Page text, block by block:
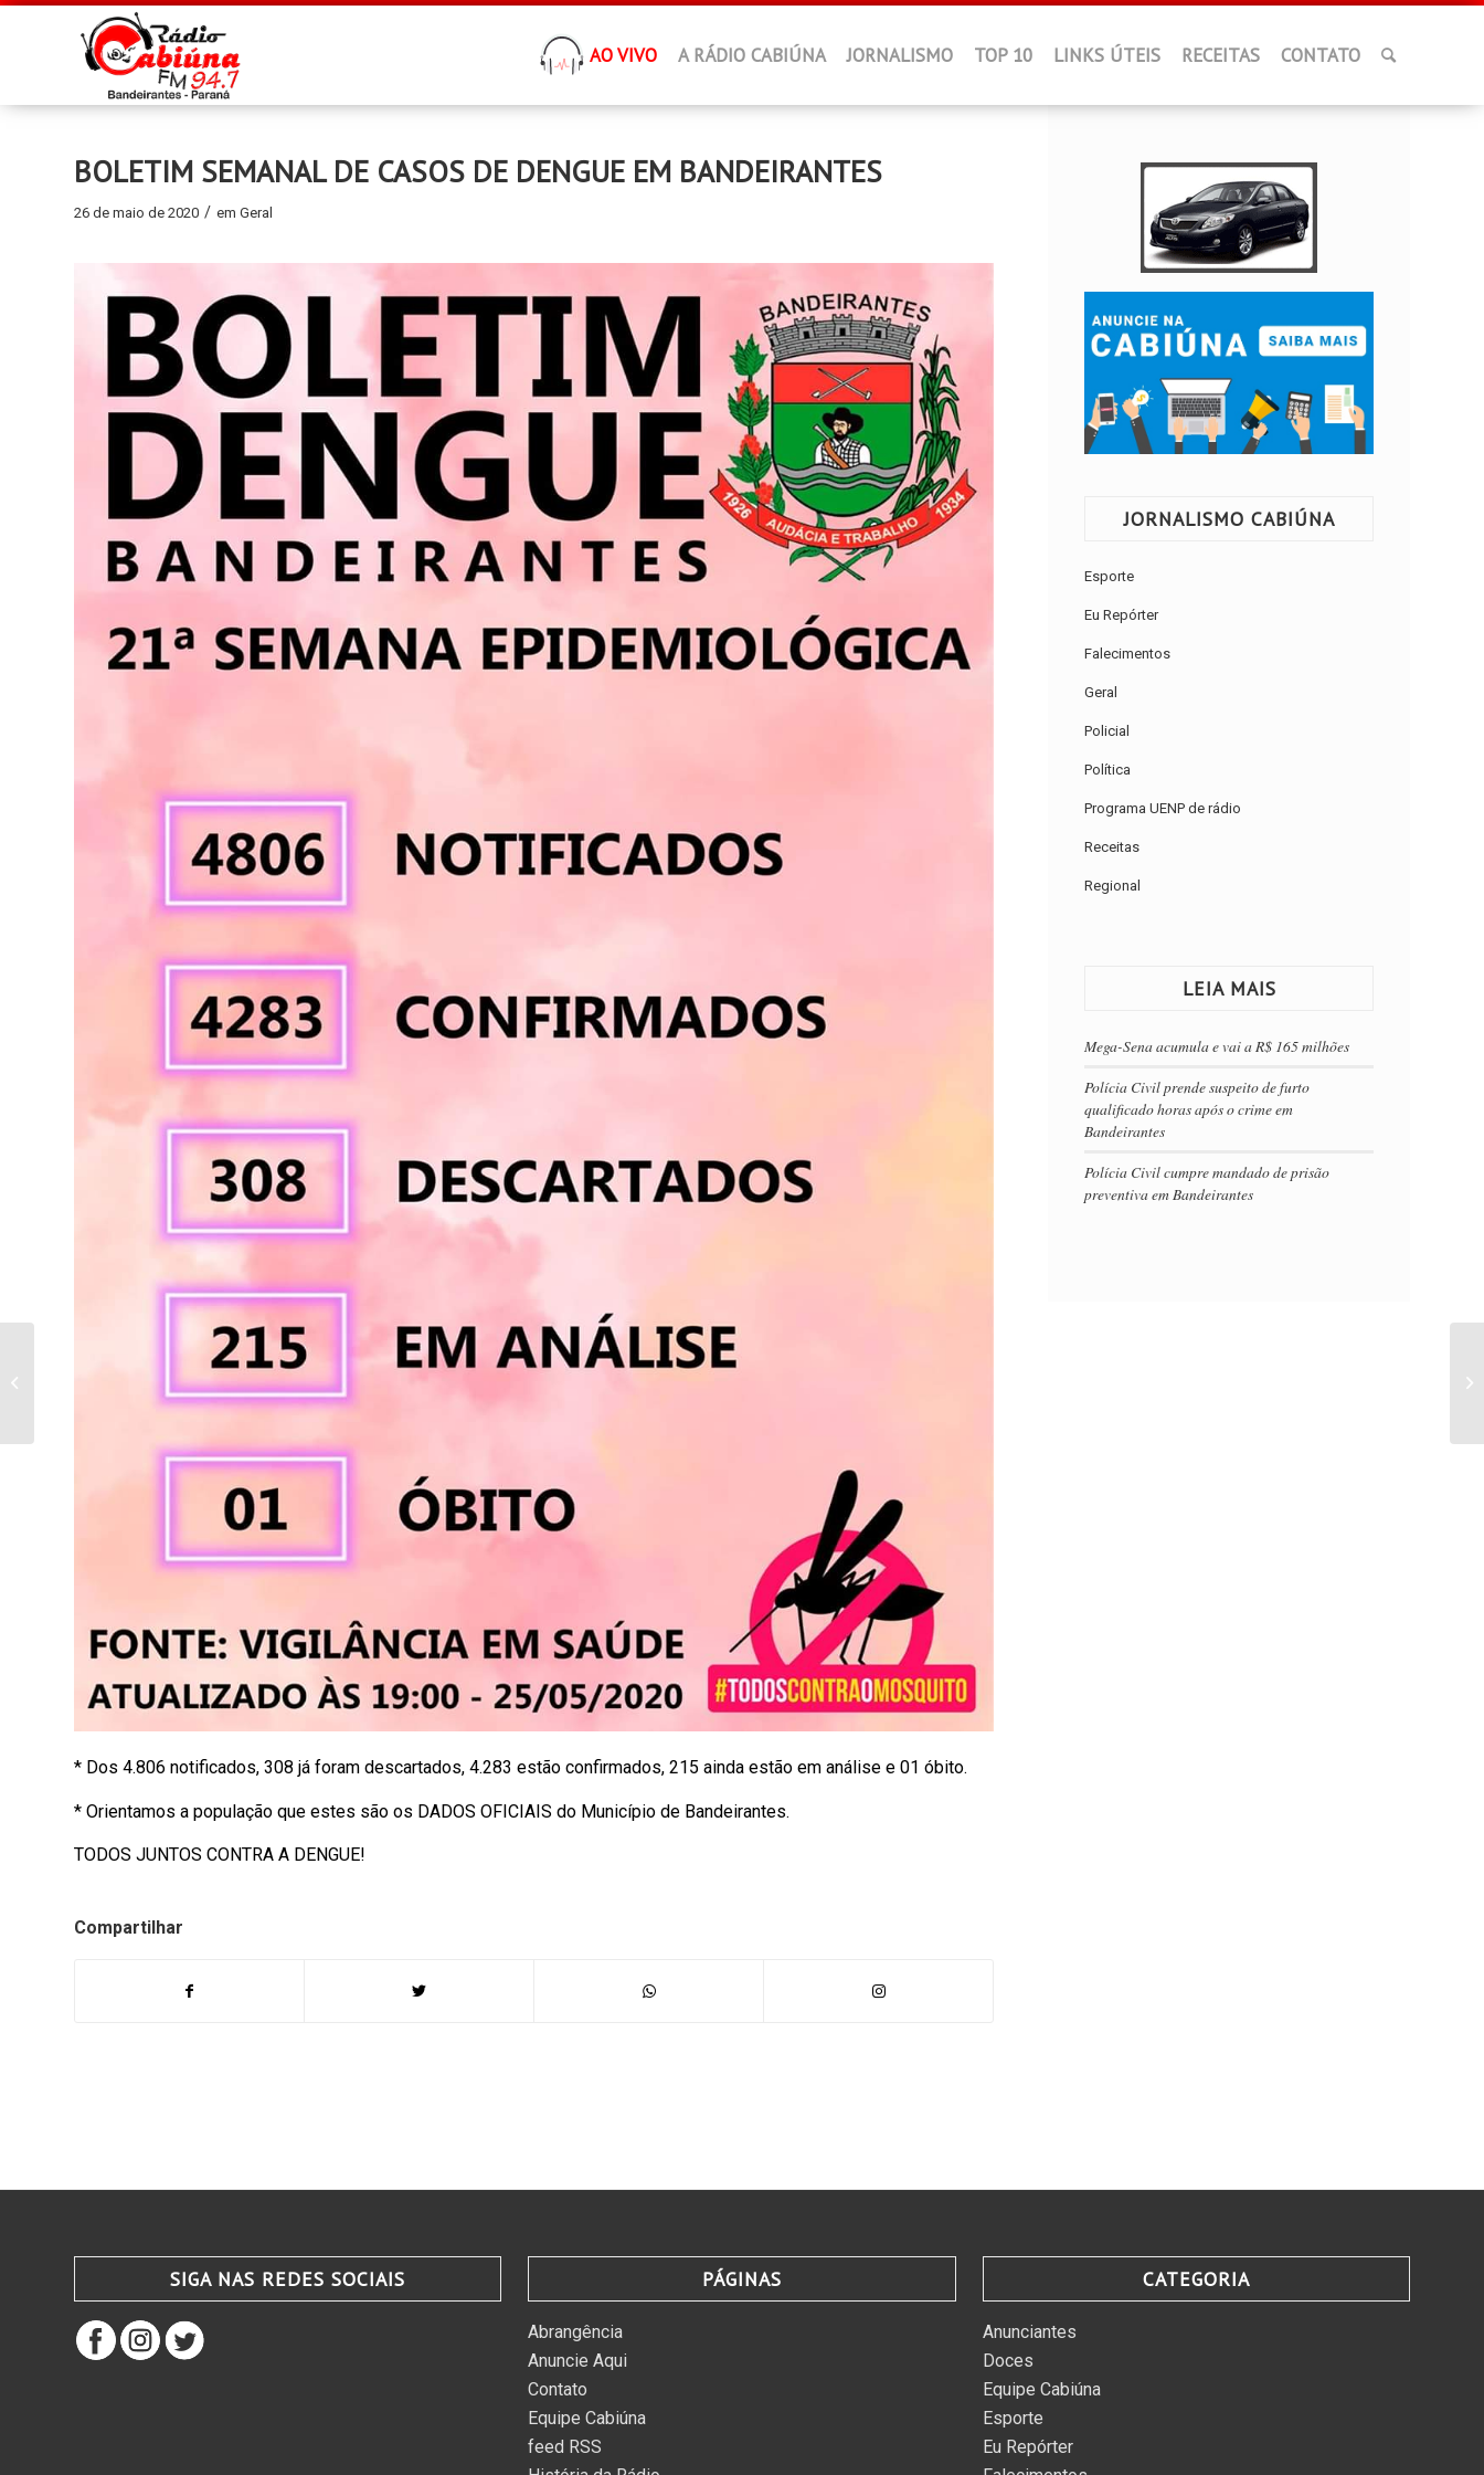
AO VIVO A RÁDIO CABIÚNA JORNALISMO TOP 10 LINKS ÚTEIS RECEITAS CONTATO
BOLETIM SEMANAL DE CASOS DE DENGUE EM BANDEIRANTES
26 de maio de 2020 / em Geral
* Dos 4.806 notificados, 308 já foram descartados, 4.283 estão confirmados, 215 ainda estão em análise e 01 óbito.
* Orientamos a população que estes são os DADOS OFICIAIS do Município de Bandeirantes.
TODOS JUNTOS CONTRA A DENGUE!
Compartilhar
JORNALISMO CABIÚNA
Esporte
Eu Repórter
Falecimentos
Geral
Policial
Política
Programa UENP de rádio
Receitas
Regional
LEIA MAIS
Mega-Sena acumula e vai a R$ 165 milhões
Polícia Civil prende suspeito de furto
qualificado horas após o crime em
Bandeirantes
Polícia Civil cumpre mandado de prisão
preventiva em Bandeirantes
SIGA NAS REDES SOCIAIS PÁGINAS
Abrangência
Anuncie Aqui
Contato
Equipe Cabiúna
feed RSS
CATEGORIA
Anunciantes
Doces
Equipe Cabiúna
Esporte
Eu Repórter